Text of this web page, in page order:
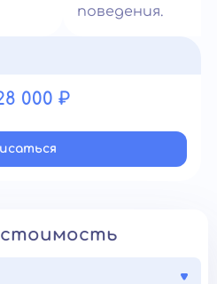
поведения.
000 ₽